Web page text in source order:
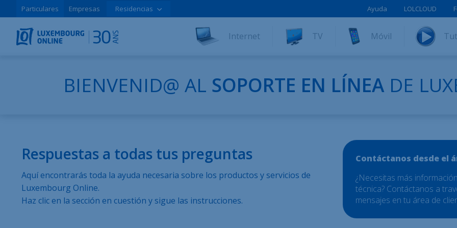
Particulares Empresas Residencias Ayuda LOLCLOUD
Internet TV Móvil
BIENVENID@ AL SOPORTE EN LÍNEA DE
Respuestas a todas tus preguntas
Aquí encontrarás toda la ayuda necesaria sobre los productos y servicios de
Luxembourg Online.
Haz clic en la sección en cuestión y sigue las instrucciones.
Contáctanos desde el
¿Necesitas más
técnica? Contáctanos a
mensajes en tu área de